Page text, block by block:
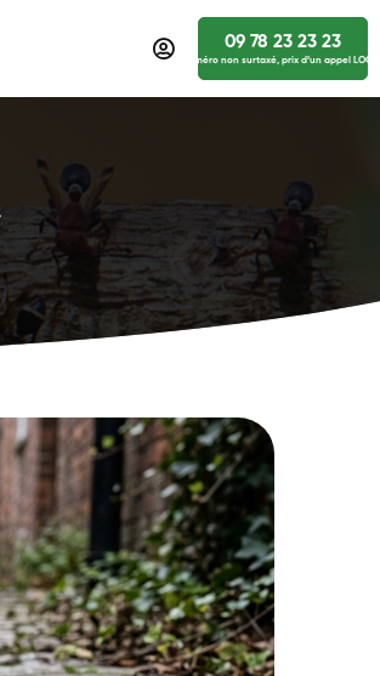
09 78 23 23 23
numéro non surtaxé, prix d’un appel